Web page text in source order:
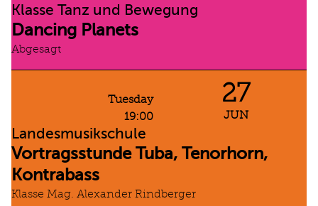
Klasse Tanz und Bewegung
Dancing Planets
Abgesagt
Tuesday
19:00
27
JUN
Landesmusikschule
Vortragsstunde Tuba, Tenorhorn,
Kontrabass
Klasse Mag. Alexander Rindberger